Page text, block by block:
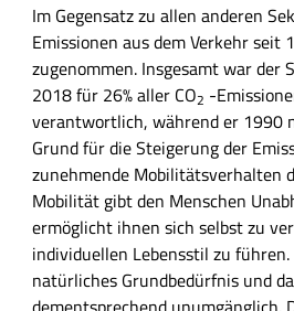
A
u
s
f
ü
h
r
l
i
c
h
Im Gegensatz zu allen anderen
Emissionen aus dem Verkehr seit
zugenommen. Insgesamt war der
2018 für 26% aller CO2 -
verantwortlich, während er 1990
Grund für die Steigerung der
zunehmende Mobilitätsverhalten
Mobilität gibt den Menschen
ermöglicht ihnen sich selbst zu
individuellen Lebensstil zu
natürliches Grundbedürfnis und